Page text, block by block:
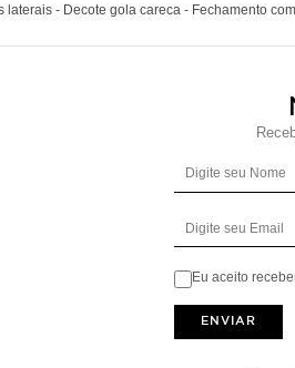
laterais - Decote gola careca - Fechamento
Eu aceito
ENVIAR